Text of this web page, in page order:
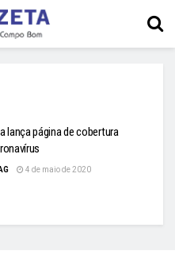
lança página de cobertura
4 de maio de 2020